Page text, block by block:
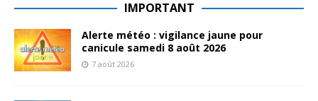
IMPORTANT
Alerte météo : vigilance jaune pour
canicule samedi 8 août 2026
7 août 2026